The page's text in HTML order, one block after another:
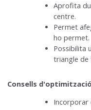
Aprofita
centre.
Permet
ho permet.
Possibilita
triangle de
Consells
Incorporar